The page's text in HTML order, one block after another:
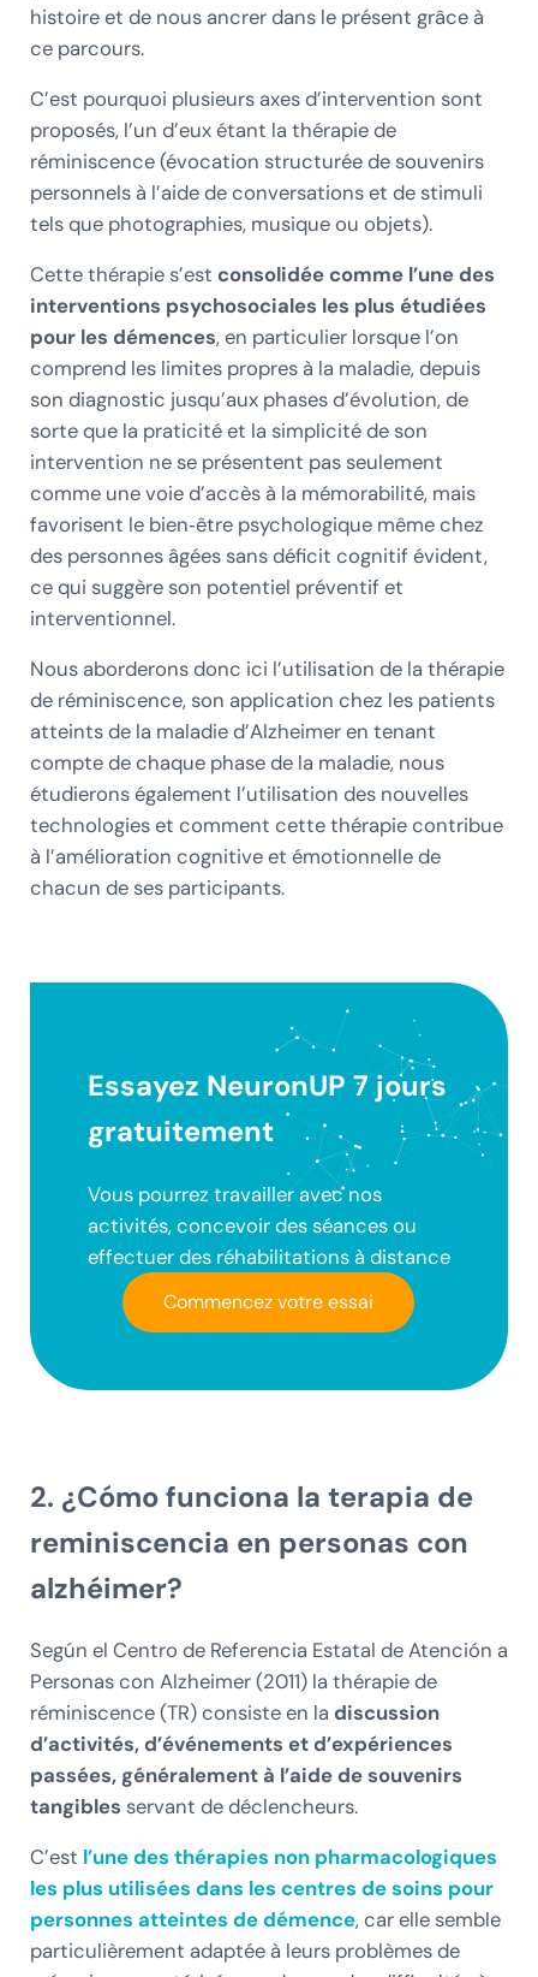
histoire et de nous ancrer dans le présent grâce à
ce parcours.
C’est pourquoi plusieurs axes d’intervention sont
proposés, l’un d’eux étant la thérapie de
réminiscence (évocation structurée de souvenirs
personnels à l’aide de conversations et de stimuli
tels que photographies, musique ou objets).
Cette thérapie s’est consolidée comme l’une des
interventions psychosociales les plus étudiées
pour les démences, en particulier lorsque l’on
comprend les limites propres à la maladie, depuis
son diagnostic jusqu’aux phases d’évolution, de
sorte que la praticité et la simplicité de son
intervention ne se présentent pas seulement
comme une voie d’accès à la mémorabilité, mais
favorisent le bien‑être psychologique même chez
des personnes âgées sans déficit cognitif évident,
ce qui suggère son potentiel préventif et
interventionnel.
Nous aborderons donc ici l’utilisation de la thérapie
de réminiscence, son application chez les patients
atteints de la maladie d’Alzheimer en tenant
compte de chaque phase de la maladie, nous
étudierons également l’utilisation des nouvelles
technologies et comment cette thérapie contribue
à l’amélioration cognitive et émotionnelle de
chacun de ses participants.
Essayez NeuronUP 7 jours
gratuitement
Vous pourrez travailler avec nos
activités, concevoir des séances ou
effectuer des réhabilitations à distance
Commencez votre essai
2. ¿Cómo funciona la terapia de
reminiscencia en personas con
alzhéimer?
Según el Centro de Referencia Estatal de Atención a
Personas con Alzheimer (2011) la thérapie de
réminiscence (TR) consiste en la discussion
d’activités, d’événements et d’expériences
passées, généralement à l’aide de souvenirs
tangibles servant de déclencheurs.
C’est l’une des thérapies non pharmacologiques
les plus utilisées dans les centres de soins pour
personnes atteintes de démence, car elle semble
particulièrement adaptée à leurs problèmes de